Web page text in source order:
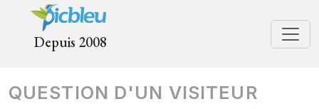
Depuis 2008
QUESTION D'UN VISITEUR